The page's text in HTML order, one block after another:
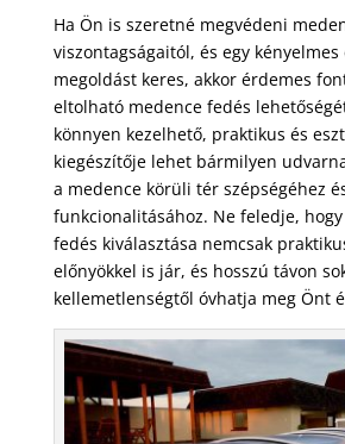
Ha Ön is szeretné megvédeni
viszontagságaitól, és egy kényelmes
megoldást keres, akkor érdemes
eltolható medence fedés
könnyen kezelhető, praktikus és
kiegészítője lehet bármilyen
a medence körüli tér szépségéhez
funkcionalitásához. Ne feledje,
fedés kiválasztása nemcsak
előnyökkel is jár, és hosszú távon
kellemetlenségtől óvhatja meg Önt